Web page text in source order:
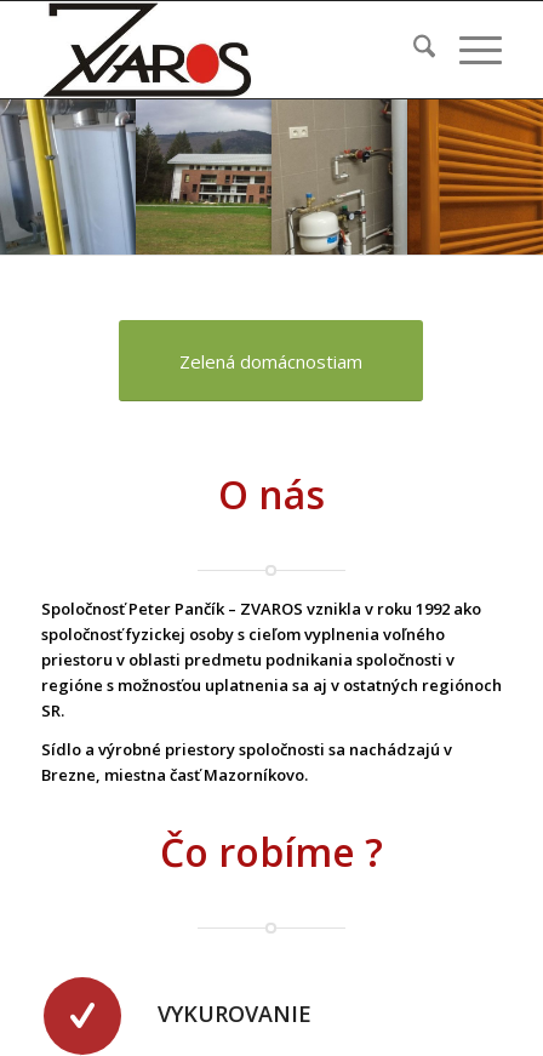
Zelená domácnostiam
O nás
Spoločnosť Peter Pančík – ZVAROS vznikla v roku 1992 ako
spoločnosť fyzickej osoby s cieľom vyplnenia voľného
priestoru v oblasti predmetu podnikania spoločnosti v
regióne s možnosťou uplatnenia sa aj v ostatných regiónoch
SR.
Sídlo a výrobné priestory spoločnosti sa nachádzajú v
Brezne, miestna časť Mazorníkovo.
Čo robíme ?
VYKUROVANIE